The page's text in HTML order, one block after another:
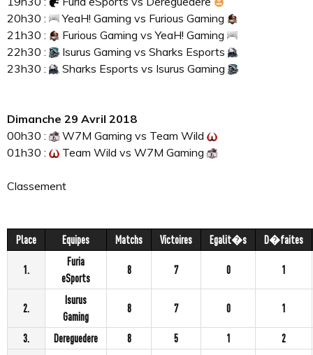
20h30 :
YeaH! Gaming vs Furious Gaming
21h30 :
Furious Gaming vsYeaH! Gaming
22h30 :
Isurus Gaming vs Sharks Esports
23h30 :
Sharks Esports vs Isurus Gaming
Dimanche 29 Avril 2018
00h30 :
W7M Gaming vs Team Wild
01h30 :
Team Wild vs W7M Gaming
Classement
Place Equipes Matchs Victoires Egalit�s D�faites
1.
Furia
eSports
8 7 0 1
2.
Isurus
Gaming
8 7 0 1
3. Dereguedere 8 5 1 2